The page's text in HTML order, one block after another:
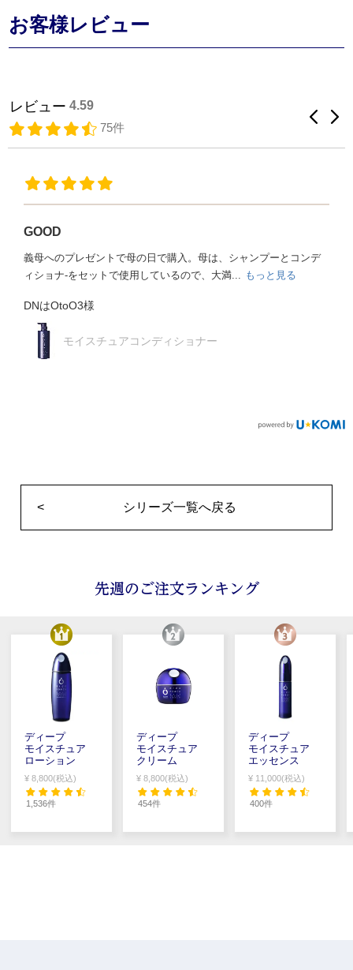
お客様レビュー
レビュー 4.59
75件
GOOD
義母へのプレゼントで母の日で購入。母は、シャンプーとコンデ
ィショナ‐をセットで使用しているので、大満... もっと見る
DNはOtoO3様
モイスチュアコンディショナー
< シリーズ一覧へ戻る
先週のご注文ランキング
ディープ
モイスチュア
ローション
¥ 8,800(税込)
1,536件
ディープ
モイスチュア
クリーム
¥ 8,800(税込)
454件
ディープ
モイスチュア
エッセンス
¥ 11,000(税込)
400件